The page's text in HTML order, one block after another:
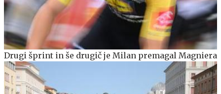
Drugi šprint in še drugič je Milan premagal Magniera